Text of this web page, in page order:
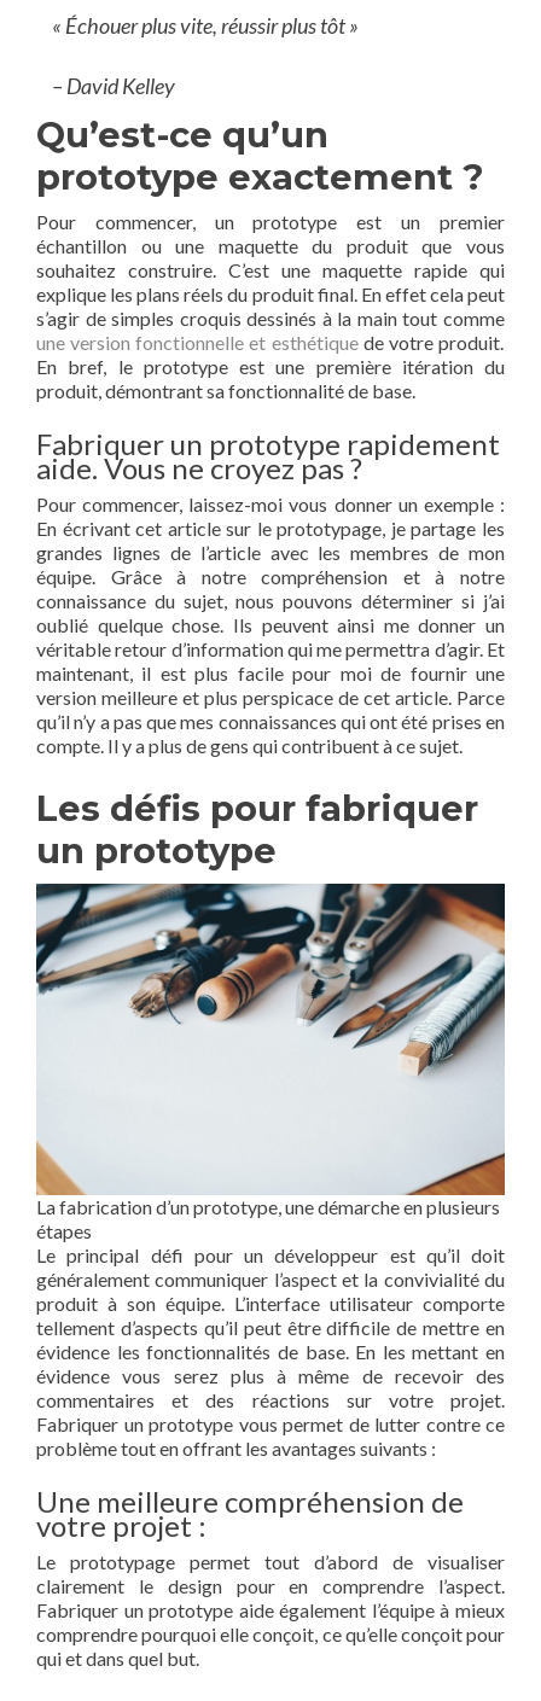
« Échouer plus vite, réussir plus tôt »
– David Kelley
Qu’est-ce qu’un
prototype exactement ?
Pour commencer, un prototype est un premier
échantillon ou une maquette du produit que vous
souhaitez construire. C’est une maquette rapide qui
explique les plans réels du produit final. En effet cela peut
s’agir de simples croquis dessinés à la main tout comme
une version fonctionnelle et esthétiquede votre produit.
En bref, le prototype est une première itération du
produit, démontrant sa fonctionnalité de base.
Fabriquer un prototype rapidement
aide. Vous ne croyez pas ?
Pour commencer, laissez-moi vous donner un exemple :
En écrivant cet article sur le prototypage, je partage les
grandes lignes de l’article avec les membres de mon
équipe. Grâce à notre compréhension et à notre
connaissance du sujet, nous pouvons déterminer si j’ai
oublié quelque chose. Ils peuvent ainsi me donner un
véritable retour d’information qui me permettra d’agir. Et
maintenant, il est plus facile pour moi de fournir une
version meilleure et plus perspicace de cet article. Parce
qu’il n’y a pas que mes connaissances qui ont été prises en
compte. Il y a plus de gens qui contribuent à ce sujet.
Les défis pour fabriquer
un prototype
La fabrication d’un prototype, une démarche en plusieurs
étapes
Le principal défi pour un développeur est qu’il doit
généralement communiquer l’aspect et la convivialité du
produit à son équipe. L’interface utilisateur comporte
tellement d’aspects qu’il peut être difficile de mettre en
évidence les fonctionnalités de base. En les mettant en
évidence vous serez plus à même de recevoir des
commentaires et des réactions sur votre projet.
Fabriquer un prototype vous permet de lutter contre ce
problème tout en offrant les avantages suivants :
Une meilleure compréhension de
votre projet :
Le prototypage permet tout d’abord de visualiser
clairement le design pour en comprendre l’aspect.
Fabriquer un prototype aide également l’équipe à mieux
comprendre pourquoi elle conçoit, ce qu’elle conçoit pour
qui et dans quel but.